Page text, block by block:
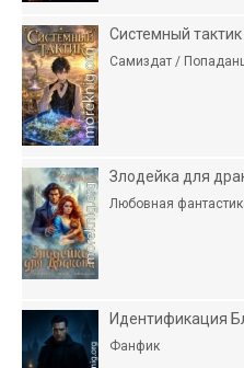
Системный тактик
Самиздат /
Злодейка для
Любовная
Идентификация
Фанфик